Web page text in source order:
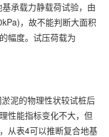
承载力静载荷试验，由
，故不能判断大面积
幅度。试压荷载为
泥的物理性状较试桩后
性能指标变化不大，但
从表4可以推断复合地基